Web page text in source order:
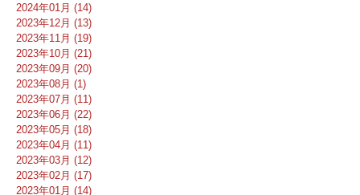
2024年01月 (14)
2023年12月 (13)
2023年11月 (19)
2023年10月 (21)
2023年09月 (20)
2023年08月 (1)
2023年07月 (11)
2023年06月 (22)
2023年05月 (18)
2023年04月 (11)
2023年03月 (12)
2023年02月 (17)
2023年01月 (14)